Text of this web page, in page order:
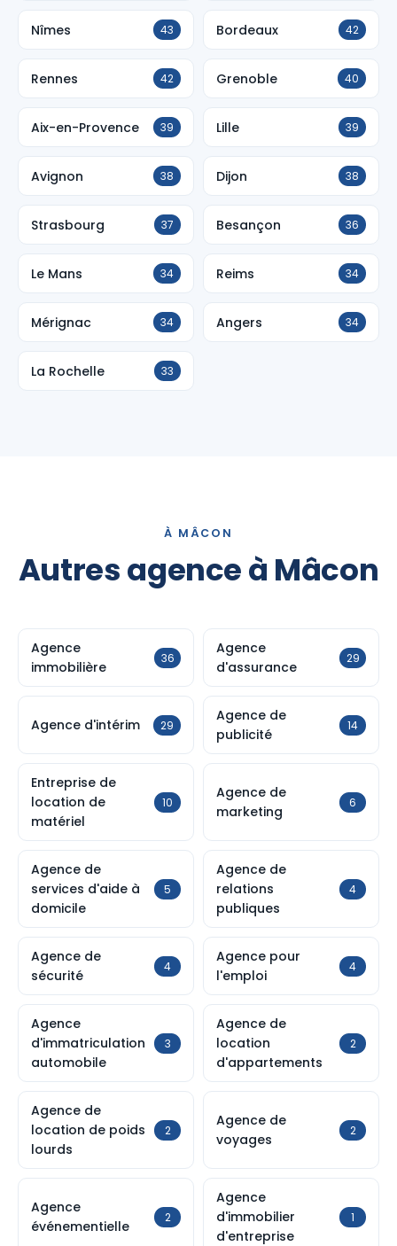
Nîmes 43 Bordeaux 42
Rennes 42 Grenoble 40
Aix-en-Provence 39 Lille 39
Avignon 38 Dijon 38
Strasbourg 37 Besançon 36
Le Mans 34 Reims 34
Mérignac 34 Angers 34
La Rochelle 33
À MÂCON
Autres agence à Mâcon
Agence
immobilière
36
Agence
d'assurance
29
Agence d'intérim 29
Agence de
publicité
14
Entreprise de
location de
matériel
10
Agence de
marketing
6
Agence de
services d'aide à
domicile
5
Agence de
relations
publiques
4
Agence de
sécurité
4
Agence pour
l'emploi
4
Agence
d'immatriculation
automobile
3
Agence de
location
d'appartements
2
Agence de
location de poids
lourds
2
Agence de
voyages
2
Agence
événementielle
2
Agence
d'immobilier
d'entreprise
1